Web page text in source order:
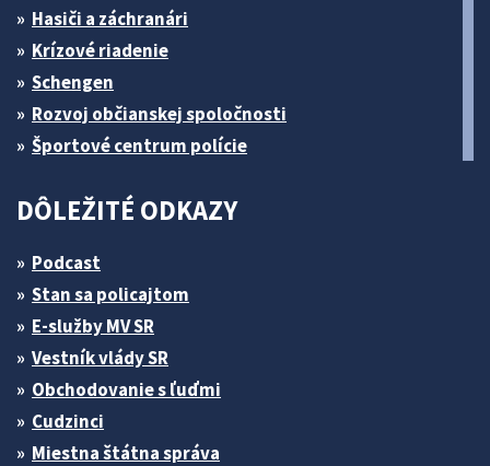
Hasiči a záchranári
Krízové riadenie
Schengen
Rozvoj občianskej spoločnosti
Športové centrum polície
DÔLEŽITÉ ODKAZY
Podcast
Stan sa policajtom
E-služby MV SR
Vestník vlády SR
Obchodovanie s ľuďmi
Cudzinci
Miestna štátna správa